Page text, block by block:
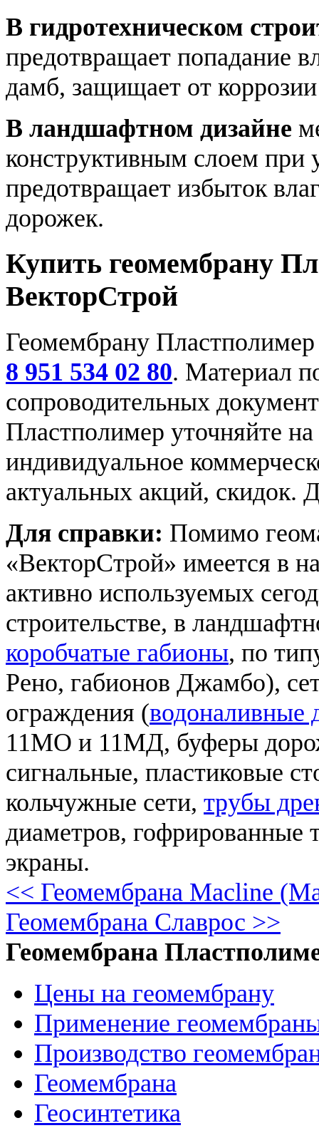
В гидротехническом
предотвращает попадание
дамб, защищает от
В ландшафтном дизайне
конструктивным слоем при
предотвращает избыток
дорожек.
Купить геомембрану
ВекторСтрой
Геомембрану
8 951 534 02 80. Материал
сопроводительных
Пластполимер уточняйте
индивидуальное
актуальных акций, скидок.
Для справки: Помимо
«ВекторСтрой» имеется в
активно используемых
строительстве, в
коробчатые габионы, по
Рено, габионов Джамбо),
ограждения (водоналивные
11МО и 11МД, буферы
сигнальные, пластиковые
кольчужные сети, трубы
диаметров,
экраны.
<< Геомембрана Macline
Геомембрана Славрос >>
Геомембрана
Цены на геомембрану
Применение
Производство
Геомембрана
Геосинтетика